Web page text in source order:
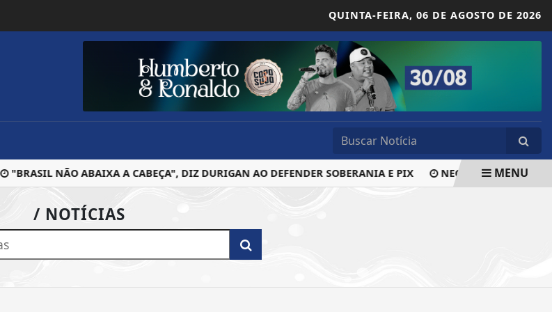
QUINTA-FEIRA, 06 DE AGOSTO DE 2026
"BRASIL NÃO ABAIXA A CABEÇA", DIZ DURIGAN AO DEFENDER SOBERANIA E PIX NEGROS E MULHERES
MENU
/ NOTÍCIAS